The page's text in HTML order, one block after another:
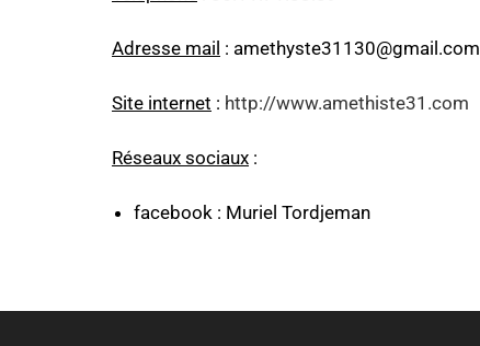
Adresse mail : amethyste31130@gmail.com
Site internet : http://www.amethiste31.com
Réseaux sociaux :
facebook : Muriel Tordjeman